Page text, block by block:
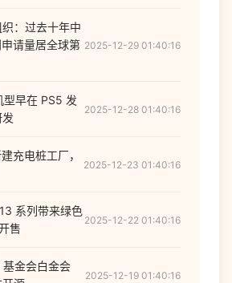
：过去十年中
请量居全球第 2025-12-29 01:40:16
型早在 PS5 发
2025-12-28 01:40:16
充电桩工厂，
2025-12-23 01:40:16
系列带来绿色
售
2025-12-22 01:40:16
金会白金会
2025-12-19 01:40:16